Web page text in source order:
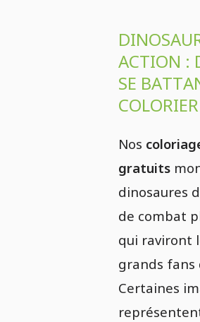
ACTION :
SE
COLORIER
Nos
gratuits
dinosaures
de combat
qui raviront
grands fans
Certaines